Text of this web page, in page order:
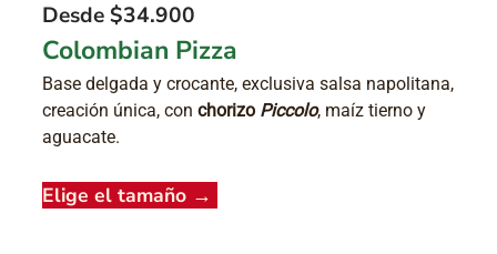
Desde $34.900
Colombian Pizza
Base delgada y crocante, exclusiva salsa napolitana,
creación única, conchorizo Piccolo, maíz tierno y
aguacate.
Elige el tamaño →